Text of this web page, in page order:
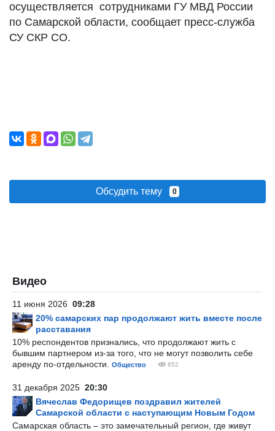
осуществляется сотрудниками ГУ МВД России
по Самарской области, сообщает пресс-служба
СУ СКР СО.
Обсудить тему 0
Видео
11 июня 2026 09:28
20% самарских пар продолжают жить вместе после
расставания
10% респондентов признались, что продолжают жить с
бывшим партнером из-за того, что не могут позволить себе
аренду по-отдельности.
Общество 852
31 декабря 2025 20:30
Вячеслав Федорищев поздравил жителей
Самарской области с наступающим Новым Годом
Самарская область – это замечательный регион, где живут